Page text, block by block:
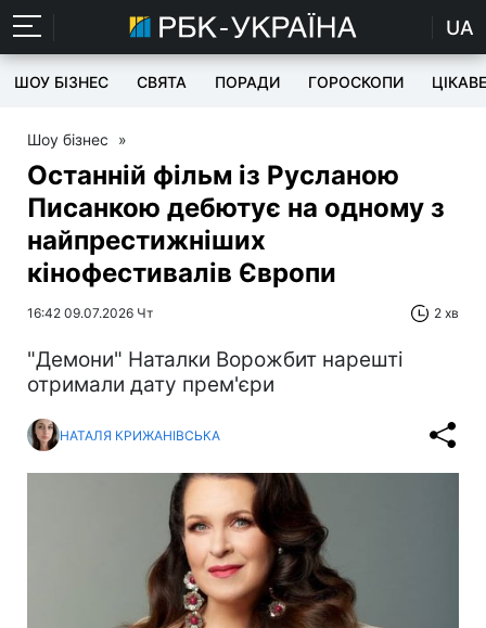
UA
ШОУ БІЗНЕС СВЯТА ПОРАДИ ГОРОСКОПИ ЦІКАВЕ
Шоу бізнес »
Останній фільм із Русланою
Писанкою дебютує на одному з
найпрестижніших
кінофестивалів Європи
16:42 09.07.2026 Чт 2 хв
"Демони" Наталки Ворожбит нарешті
отримали дату прем'єри
НАТАЛЯ КРИЖАНІВСЬКА